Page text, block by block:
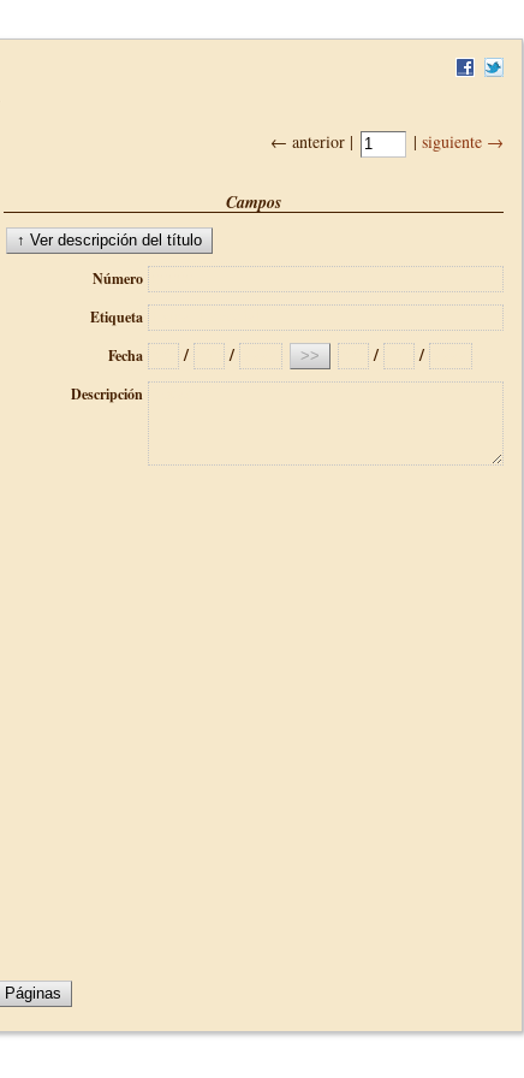
← anterior | | siguiente →
Campos
Número
Etiqueta
Fecha
/ / / /
Descripción